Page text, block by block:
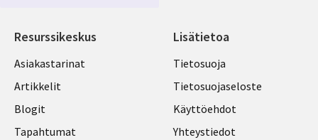
Resurssikeskus
Library
Links
FINLAND
Asiakastarinat
Artikkelit
Blogit
Tapahtumat
Lisätietoa
Legal
FINLAND
Tietosuoja
Tietosuojaseloste
Käyttöehdot
Yhteystiedot